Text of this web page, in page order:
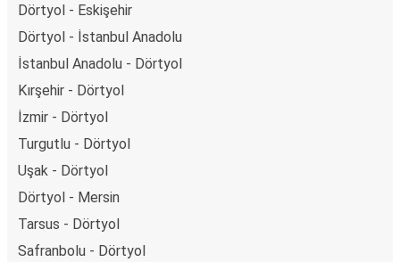
Dörtyol - Eskişehir
Dörtyol - İstanbul Anadolu
İstanbul Anadolu - Dörtyol
Kırşehir - Dörtyol
İzmir - Dörtyol
Turgutlu - Dörtyol
Uşak - Dörtyol
Dörtyol - Mersin
Tarsus - Dörtyol
Safranbolu - Dörtyol